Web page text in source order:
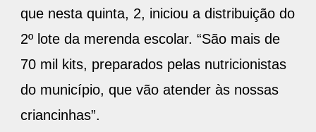
que nesta quinta, 2, iniciou a distribuição do
2º lote da merenda escolar. “São mais de
70 mil kits, preparados pelas nutricionistas
do município, que vão atender às nossas
criancinhas”.